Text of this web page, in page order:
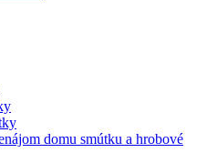
domu smútku a hrobové